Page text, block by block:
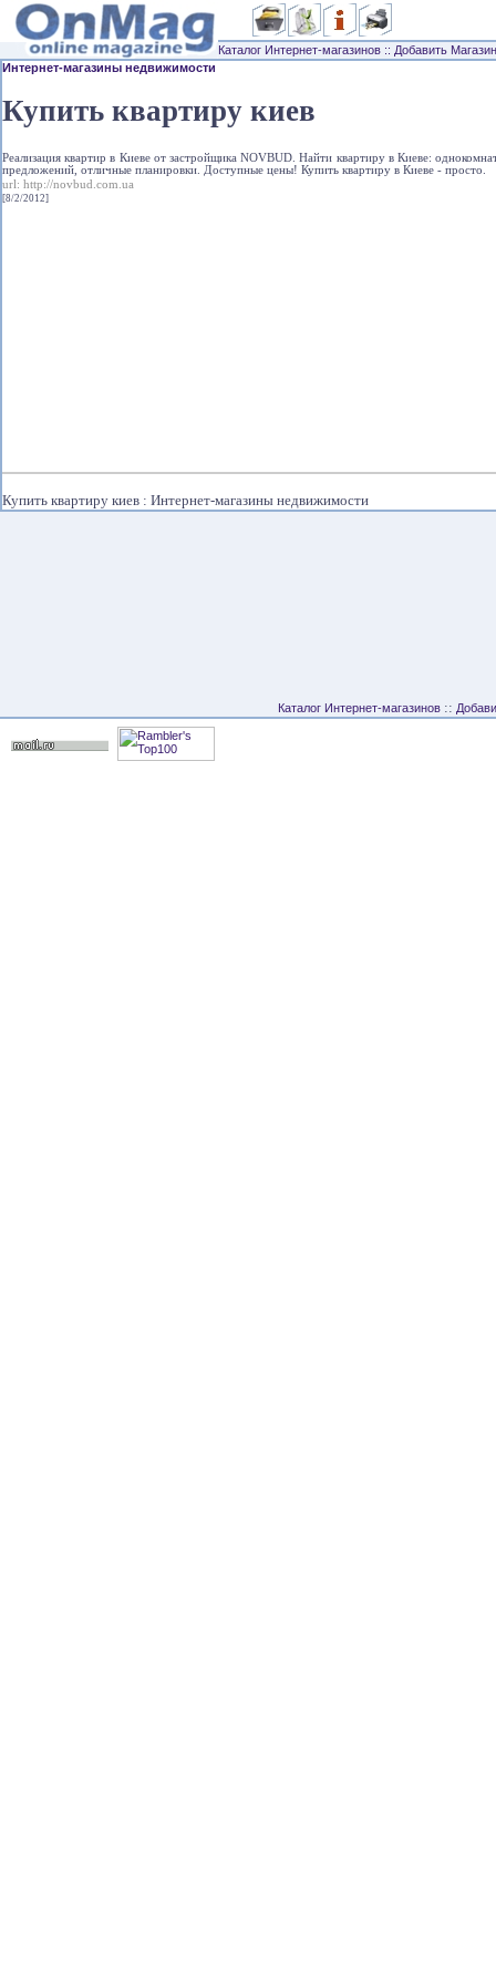
Каталог Интернет-магазинов :: Добавить Магазин
Интернет-магазины недвижимости
Купить квартиру киев
Реализация квартир в Киеве от застройщика NOVBUD. Найти квартиру в Киеве:
предложений, отличные планировки. Доступные цены! Купить квартиру в Киеве - просто.
url: http://novbud.com.ua
[8/2/2012]
Купить квартиру киев : Интернет-магазины недвижимости
Каталог Интернет-магазинов ::